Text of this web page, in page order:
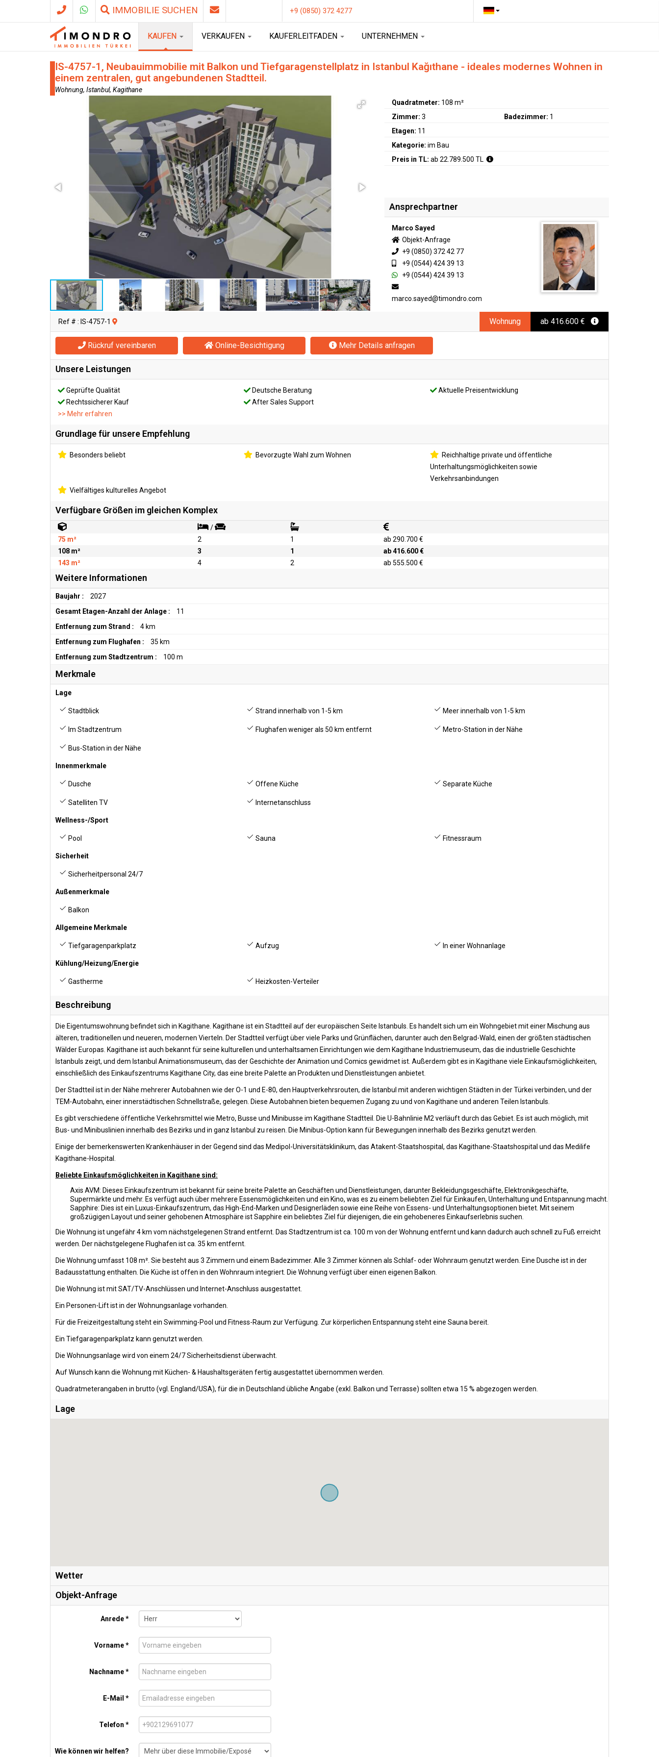
IMMOBILIE SUCHEN +9 (0850) 372 4277
KAUFEN VERKAUFEN KAUFERLEITFADEN UNTERNEHMEN
IS-4757-1, Neubauimmobilie mit Balkon und Tiefgaragenstellplatz in Istanbul Kağıthane - ideales modernes Wohnen in
einem zentralen, gut angebundenen Stadtteil.
Wohnung, Istanbul, Kagithane
Quadratmeter: 108 m²
Zimmer:3 Badezimmer: 1
Etagen: 11
Kategorie:im Bau
Preis in TL:ab 22.789.500 TL
Ansprechpartner
Marco Sayed
Objekt-Anfrage
+9 (0850) 372 42 77
+9 (0544) 424 39 13
+9 (0544) 424 39 13
marco.sayed@timondro.com
Wohnung ab 416.600 €
Ref # : IS-4757-1
Rückruf vereinbaren Online-Besichtigung Mehr Details anfragen
Unsere Leistungen
Geprüfte Qualität Deutsche Beratung
Aktuelle Preisentwicklung
Rechtssicherer Kauf
After Sales Support
>> Mehr erfahren
Grundlage für unsere Empfehlung
Besonders beliebt Bevorzugte Wahl zum Wohnen
Reichhaltige private und öffentliche
Unterhaltungsmöglichkeiten sowie
Verkehrsanbindungen
Vielfältiges kulturelles Angebot
Verfügbare Größen im gleichen Komplex
/
75 m²
2 1
ab 290.700 €
108 m²
3 1
ab 416.600 €
143 m²
4 2 ab 555.500 €
Weitere Informationen
Baujahr :
2027
Gesamt Etagen-Anzahl der Anlage :
11
Entfernung zum Strand :
4 km
Entfernung zum Flughafen :
35 km
Entfernung zum Stadtzentrum :
100 m
Merkmale
Lage
Stadtblick Strand innerhalb von 1-5 km Meer innerhalb von 1-5 km
Im Stadtzentrum Flughafen weniger als 50 km entfernt Metro-Station in der Nähe
Bus-Station in der Nähe
Innenmerkmale
Dusche Offene Küche Separate Küche
Satelliten TV Internetanschluss
Wellness-/Sport
Pool Sauna Fitnessraum
Sicherheit
Sicherheitpersonal 24/7
Außenmerkmale
Balkon
Allgemeine Merkmale
Tiefgaragenparkplatz Aufzug In einer Wohnanlage
Kühlung/Heizung/Energie
Gastherme Heizkosten-Verteiler
Beschreibung
Die Eigentumswohnung befindet sich in Kagithane. Kagithane ist ein Stadtteil auf der europäischen Seite Istanbuls. Es handelt sich um ein Wohngebiet mit einer Mischung aus
älteren, traditionellen und neueren, modernen Vierteln. Der Stadtteil verfügt über viele Parks und Grünflächen, darunter auch den Belgrad-Wald, einen der größten städtischen
Wälder Europas. Kagithane ist auch bekannt für seine kulturellen und unterhaltsamen Einrichtungen wie dem Kagithane Industriemuseum, das die industrielle Geschichte
Istanbuls zeigt, und dem Istanbul Animationsmuseum, das der Geschichte der Animation und Comics gewidmet ist. Außerdem gibt es in Kagithane viele Einkaufsmöglichkeiten,
einschließlich des Einkaufszentrums Kagithane City, das eine breite Palette an Produkten und Dienstleistungen anbietet.
Der Stadtteil ist in der Nähe mehrerer Autobahnen wie der O-1 und E-80, den Hauptverkehrsrouten, die Istanbul mit anderen wichtigen Städten in der Türkei verbinden, und der
TEM-Autobahn, einer innerstädtischen Schnellstraße, gelegen. Diese Autobahnen bieten bequemen Zugang zu und von Kagithane und anderen Teilen Istanbuls.
Es gibt verschiedene öffentliche Verkehrsmittel wie Metro, Busse und Minibusse im Kagithane Stadtteil. Die U-Bahnlinie M2 verläuft durch das Gebiet. Es ist auch möglich, mit
Bus- und Minibuslinien innerhalb des Bezirks und in ganz Istanbul zu reisen. Die Minibus-Option kann für Bewegungen innerhalb des Bezirks genutzt werden.
Einige der bemerkenswerten Krankenhäuser in der Gegend sind das Medipol-Universitätsklinikum, das Atakent-Staatshospital, das Kagithane-Staatshospital und das Medilife
Kagithane-Hospital.
Beliebte Einkaufsmöglichkeiten in Kagithane sind:
Axis AVM: Dieses Einkaufszentrum ist bekannt für seine breite Palette an Geschäften und Dienstleistungen, darunter Bekleidungsgeschäfte, Elektronikgeschäfte,
Supermärkte und mehr. Es verfügt auch über mehrere Essensmöglichkeiten und ein Kino, was es zu einem beliebten Ziel für Einkaufen, Unterhaltung und Entspannung macht.
Sapphire: Dies ist ein Luxus-Einkaufszentrum, das High-End-Marken und Designerläden sowie eine Reihe von Essens- und Unterhaltungsoptionen bietet. Mit seinem
großzügigen Layout und seiner gehobenen Atmosphäre ist Sapphire ein beliebtes Ziel für diejenigen, die ein gehobeneres Einkaufserlebnis suchen.
Die Wohnung ist ungefähr 4 km vom nächstgelegenen Strand entfernt. Das Stadtzentrum ist ca. 100 m von der Wohnung entfernt und kann dadurch auch schnell zu Fuß erreicht
werden. Der nächstgelegene Flughafen ist ca. 35 km entfernt.
Die Wohnung umfasst 108 m². Sie besteht aus 3 Zimmern und einem Badezimmer. Alle 3 Zimmer können als Schlaf- oder Wohnraum genutzt werden. Eine Dusche ist in der
Badausstattung enthalten. Die Küche ist offen in den Wohnraum integriert. Die Wohnung verfügt über einen eigenen Balkon.
Die Wohnung ist mit SAT/TV-Anschlüssen und Internet-Anschluss ausgestattet.
Ein Personen-Lift ist in der Wohnungsanlage vorhanden.
Für die Freizeitgestaltung steht ein Swimming-Pool und Fitness-Raum zur Verfügung. Zur körperlichen Entspannung steht eine Sauna bereit.
Ein Tiefgaragenparkplatz kann genutzt werden.
Die Wohnungsanlage wird von einem 24/7 Sicherheitsdienst überwacht.
Auf Wunsch kann die Wohnung mit Küchen- & Haushaltsgeräten fertig ausgestattet übernommen werden.
Quadratmeterangaben in brutto (vgl. England/USA), für die in Deutschland übliche Angabe (exkl. Balkon und Terrasse) sollten etwa 15 % abgezogen werden.
Lage
Wetter
Objekt-Anfrage
Anrede *
Vorname *
Nachname *
E-Mail *
Telefon *
Wie können wir helfen?